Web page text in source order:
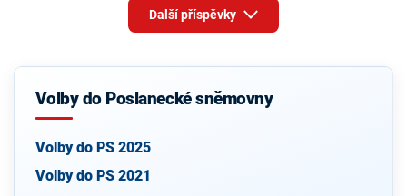
Další příspěvky
Volby do Poslanecké sněmovny
Volby do PS 2025
Volby do PS 2021